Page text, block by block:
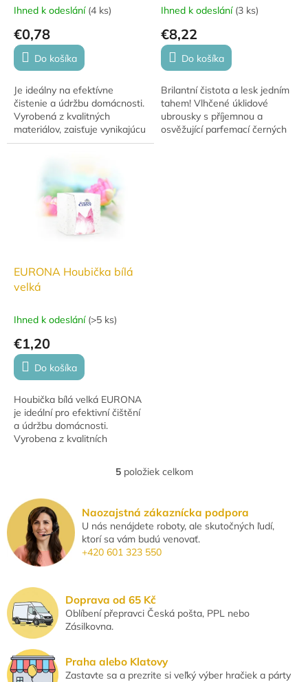
Ihned k odeslání (4 ks)
€0,78
Do košíka
Je ideálny na efektívne
čistenie a údržbu domácnosti.
Vyrobená z kvalitných
materiálov, zaisťuje vynikajúcu
absorpciu a dlhú životnosť.
snadný úklid
Ihned k odeslání (3 ks)
€8,22
Do košíka
Brilantní čistota a lesk jedním
tahem! Vlhčené úklidové
ubrousky s příjemnou a
osvěžující parfemací černých
EURONA Houbička bílá
velká
Ihned k odeslání (>5 ks)
€1,20
Do košíka
Houbička bílá velká EURONA
je ideální pro efektivní čištění
a údržbu domácnosti.
Vyrobena z kvalitních
absorpci a dlouhou životnost.
O
á
d
a
c
p
r
v
v
ý
5položiek celkom
Naozajstná zákaznícka podpora
U nás nenájdete roboty, ale skutočných ľudí,
ktorí sa vám budú venovať.
+420 601 323 550
Doprava od 65 Kč
Oblíbení přepravci Česká pošta, PPL nebo
Zásilkovna.
Praha alebo Klatovy
Zastavte sa a prezrite si veľký výber hračiek a párty